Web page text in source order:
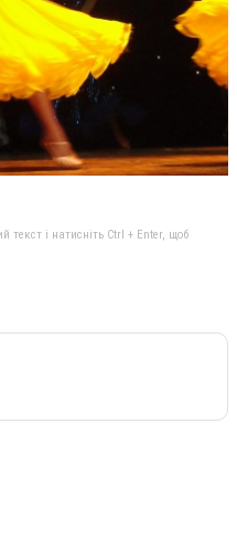
текст і натисніть Ctrl + Enter, щоб